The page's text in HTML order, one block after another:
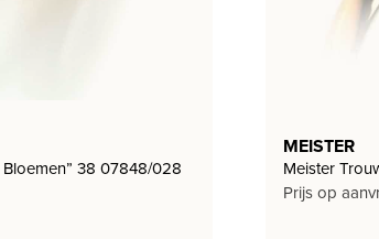
38 07848/028
MEISTER
Meister
Prijs op